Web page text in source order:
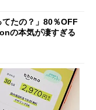
てたの？」80％OFF
の本気が凄すぎる